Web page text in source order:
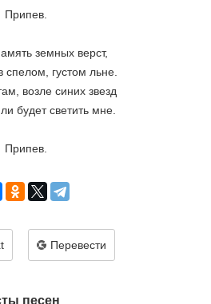
Припев.
земных верст,
спелом, густом льне.
возле синих звезд
будет светить мне.
Припев.
Перевести
песен